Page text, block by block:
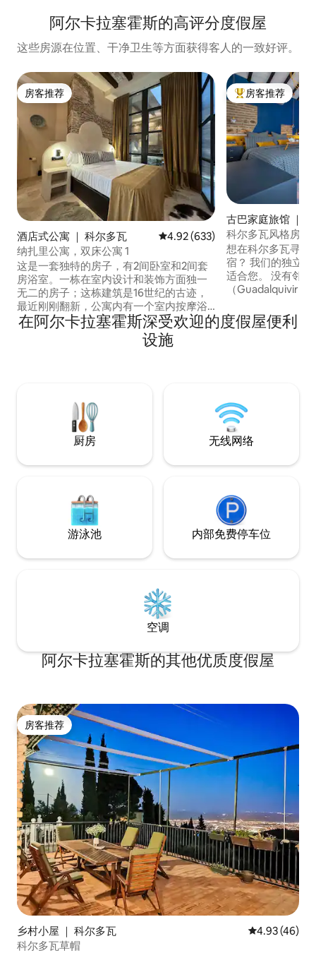
阿尔卡拉塞霍斯的高评分度假屋
这些房源在位置、干净卫生等方面获得客人的一致好评。
房客推荐
房客推荐
酒店式公寓 ｜ 科尔多瓦 平均评分 4.92 分（满分 5 分），
4.92 (633)
纳扎里公寓，双床公寓 1
这是一套独特的房子，有2间卧室和2间套
房浴室。一栋在室内设计和装饰方面独一
无二的房子；这栋建筑是16世纪的古迹，
最近刚刚翻新，公寓内有一个室内按摩浴
缸，还有一个室外按摩浴缸，可按天租
用；顶层有热水器，您可以一边泡澡，一
边欣赏科尔多瓦的天际线。 这套房子历史
缸，两间卧室均配备特制加大双人床，每
间卧室均配备2间独立套房浴室。 房源设有
带电壁炉的客厅、配备高品质厨具的开放
式厨房、私人洗衣机烘干机、微波炉、
AeroChino牛奶加热器等。 中央安达卢西
尔多瓦的天际线，以及带净水器和热泵的
室外按摩浴缸；按天出租，仅供您的公寓
和与您同住的人专用，也就是说，不会与
其他房客共享。每日价格为60.00欧元，请
工作人员支付。 此公寓在房客住宿期间提
任何地方均禁止吸烟。如果我们收到有关
任何未经授权活动的通知，我们将收取相
应的押金，并通知有关部门。
热门「房客推荐」
房客推荐
古巴家庭旅馆 ｜
科尔多瓦风格房屋
想在科尔多瓦寻找
宿？ 我们的独立民宅（2023 年翻新）非常
适合您。 没有邻
（Guadalquivir
观：卧室内配有迷
房源仅几米之遥，
在阿尔卡拉塞霍斯深受欢迎的度假屋便利
设施
厨房 无线网络
游泳池 内部免费停车位
空调
阿尔卡拉塞霍斯的其他优质度假屋
房客推荐
房客推荐
乡村小屋 ｜ 科尔多瓦 平均评分
4.93 (46)
科尔多瓦草帽